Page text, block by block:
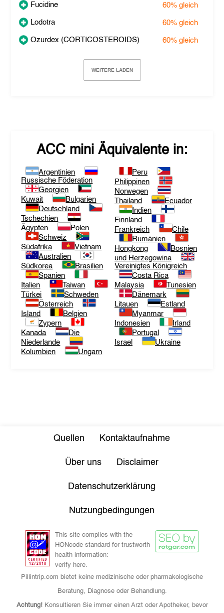
Fucidine 60% gleich
Lodotra 60% gleich
Ozurdex (CORTICOSTEROIDS) 60% gleich
WEITERE LADEN
ACC mini Äquivalente in:
Argentinien
Russische Föderation
Georgien
Kuwait
Bulgarien
Deutschland
Tschechien
Ägypten
Polen
Schweiz
Südafrika
Vietnam
Australien
Südkorea
Brasilien
Spanien
Italien
Taiwan
Türkei
Schweden
Österreich
Island
Belgien
Zypern
Kanada
Die
Niederlande
Kolumbien
Ungarn
Peru
Philippinen
Norwegen
Thailand
Ecuador
Indien
Finnland
Frankreich
Chile
Rumänien
Hongkong
Bosnien
und Herzegowina
Vereinigtes Königreich
Costa Rica
Malaysia
Tunesien
Dänemark
Litauen
Estland
Myanmar
Indonesien
Irland
Portugal
Israel
Ukraine
Quellen Kontaktaufnahme
Über uns Disclaimer
Datenschutzerklärung
Nutzungbedingungen
This site complies with the
HONcode standard for trustworth
health information:
verify here.
Pillintrip.com bietet keine medizinische oder pharmakologische
Beratung, Diagnose oder Behandlung.
Achtung!Konsultieren Sie immer einen Arzt oder Apotheker, bevor